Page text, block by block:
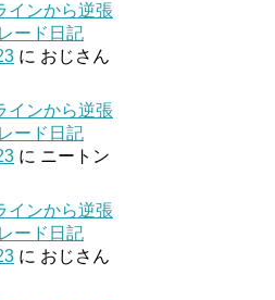
インから逆張
ード日記
に おじさん
インから逆張
ード日記
に ニートン
インから逆張
ード日記
に おじさん